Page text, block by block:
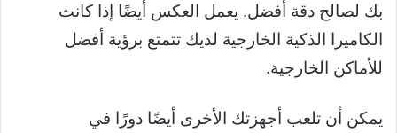
بك لصالح دقة أفضل. يعمل العكس أيضًا إذا كانت
الكاميرا الذكية الخارجية لديك تتمتع برؤية أفضل
للأماكن الخارجية.
يمكن أن تلعب أجهزتك الأخرى أيضًا دورًا في